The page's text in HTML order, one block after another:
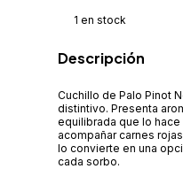
1 en stock
Descripción
Cuchillo de Palo Pinot
distintivo. Presenta
equilibrada que lo
acompañar carnes
lo convierte en una
cada sorbo.